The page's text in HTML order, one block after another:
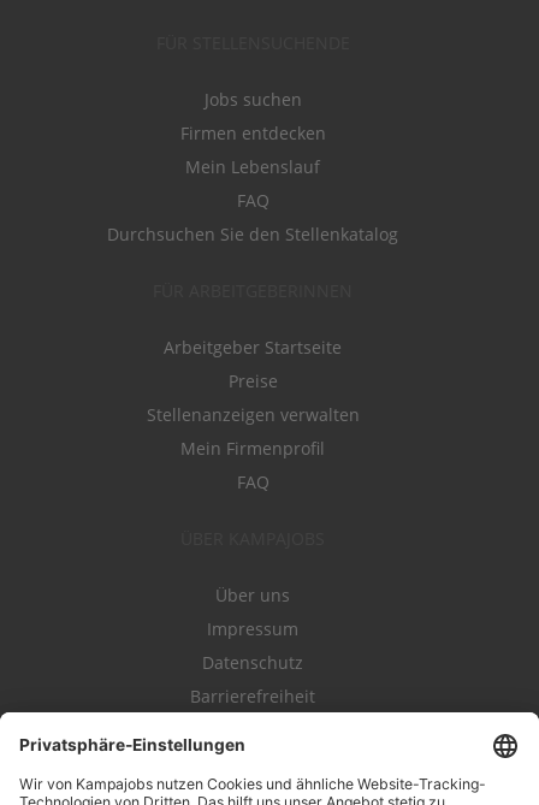
Jobs suchen
Firmen entdecken
Mein Lebenslauf
FAQ
Durchsuchen Sie den Stellenkatalog
Arbeitgeber Startseite
Preise
Stellenanzeigen verwalten
Mein Firmenprofil
FAQ
Über uns
Impressum
Datenschutz
Barrierefreiheit
Kampahire